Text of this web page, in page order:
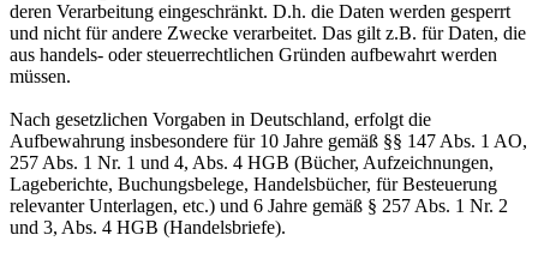
deren Verarbeitung eingeschränkt. D.h. die Daten werden gesperrt
und nicht für andere Zwecke verarbeitet. Das gilt z.B. für Daten, die
aus handels- oder steuerrechtlichen Gründen aufbewahrt werden
müssen.
Nach gesetzlichen Vorgaben in Deutschland, erfolgt die
Aufbewahrung insbesondere für 10 Jahre gemäß §§ 147 Abs. 1 AO,
257 Abs. 1 Nr. 1 und 4, Abs. 4 HGB (Bücher, Aufzeichnungen,
Lageberichte, Buchungsbelege, Handelsbücher, für Besteuerung
relevanter Unterlagen, etc.) und 6 Jahre gemäß § 257 Abs. 1 Nr. 2
und 3, Abs. 4 HGB (Handelsbriefe).